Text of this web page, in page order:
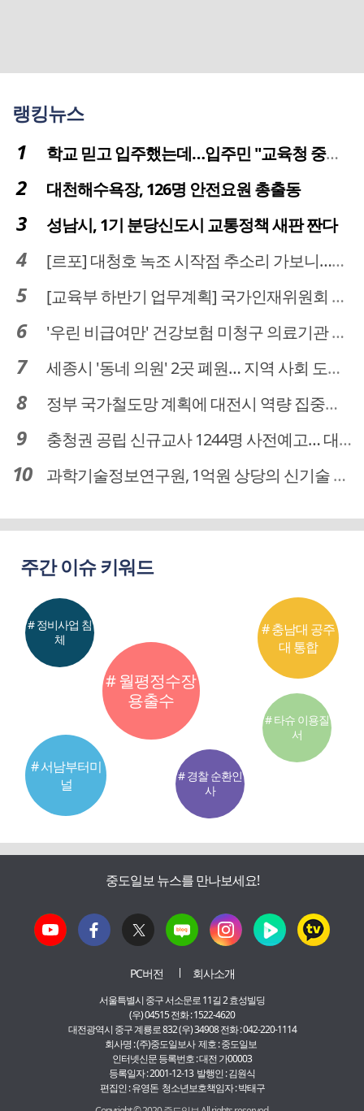
랭킹뉴스
학교 믿고 입주했는데…입주민 "교육청 중재 나서라"
대천해수욕장, 126명 안전요원 총출동
성남시, 1기 분당신도시 교통정책 새판 짠다
[르포] 대청호 녹조 시작점 추소리 가보니…걷어내도 짙은 초록빛
[교육부 하반기 업무계획] 국가인재위원회 신설… 거점국립대 3곳 성장엔진·AI 분야 패키지 지원
'우린 비급여만' 건강보험 미청구 의료기관 대전 65곳 충남 31곳
세종시 '동네 의원' 2곳 폐원… 지역 사회 도마 위
정부 국가철도망 계획에 대전시 역량 집중해야
충청권 공립 신규교사 1244명 사전예고… 대전 초등 34명서 4명으로
과학기술정보연구원, 1억원 상당의 신기술 기업 이전 완료
주간 이슈 키워드
# 월평정수장
용출수
# 서남부터미
널
# 충남대 공주
대 통합
# 정비사업 침
체
# 경찰 순환인
사
# 타슈 이용질
서
중도일보 뉴스를 만나보세요!
PC버전 회사소개
서울특별시 중구 서소문로 11길 2 효성빌딩
(우) 04515 전화 : 1522-4620
대전광역시 중구 계룡로 832 (우) 34908 전화 : 042-220-1114
회사명 : (주)중도일보사 제호 : 중도일보
인터넷신문 등록번호 : 대전 가00003
등록일자 : 2001-12-13 발행인 : 김원식
편집인 : 유영돈 청소년보호책임자 : 박태구